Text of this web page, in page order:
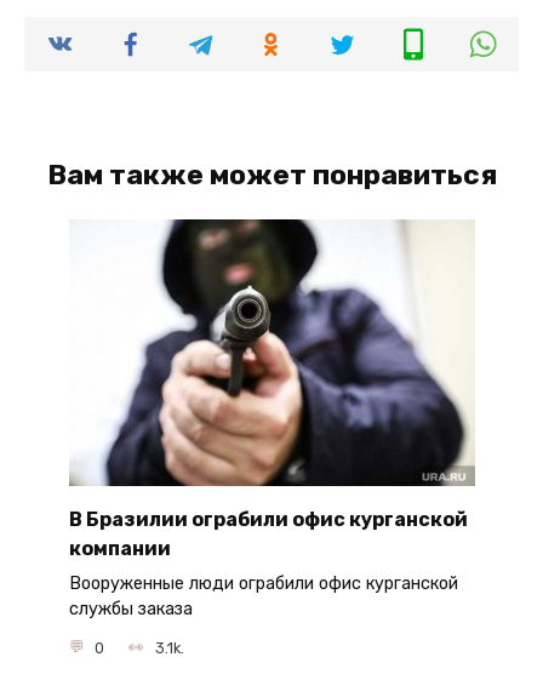
Вам также может понравиться
В Бразилии ограбили офис курганской
компании
Вооруженные люди ограбили офис курганской
службы заказа
0 3.1k.